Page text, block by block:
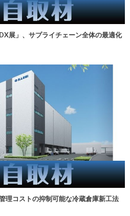
展」、サプライチェーン全体の最適化
理コストの抑制可能な冷蔵倉庫新工法